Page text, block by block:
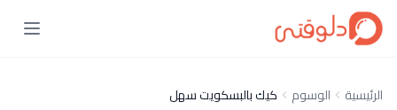
الرئيسية الوسوم كيك بالبسكويت سهل